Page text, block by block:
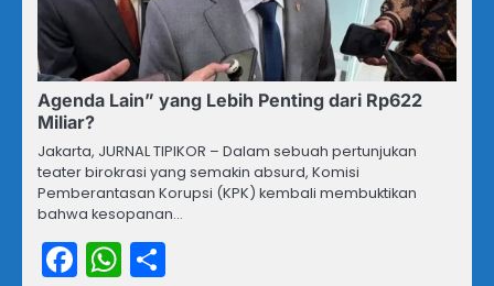
Agenda Lain” yang Lebih Penting dari Rp622
Miliar?
Jakarta, JURNAL TIPIKOR – Dalam sebuah pertunjukan
teater birokrasi yang semakin absurd, Komisi
Pemberantasan Korupsi (KPK) kembali membuktikan
bahwa kesopanan…
Facebook
WhatsApp